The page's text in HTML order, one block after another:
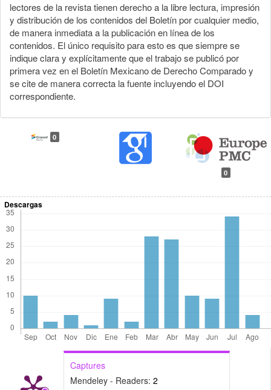
lectores de la revista tienen derecho a la libre lectura, impresión
y distribución de los contenidos del Boletín por cualquier medio,
de manera inmediata a la publicación en línea de los
contenidos. El único requisito para esto es que siempre se
indique clara y explícitamente que el trabajo se publicó por
primera vez en el Boletín Mexicano de Derecho Comparado y
se cite de manera correcta la fuente incluyendo el DOI
correspondiente.
0
0
Descargas
Captures
Mendeley - Readers: 2